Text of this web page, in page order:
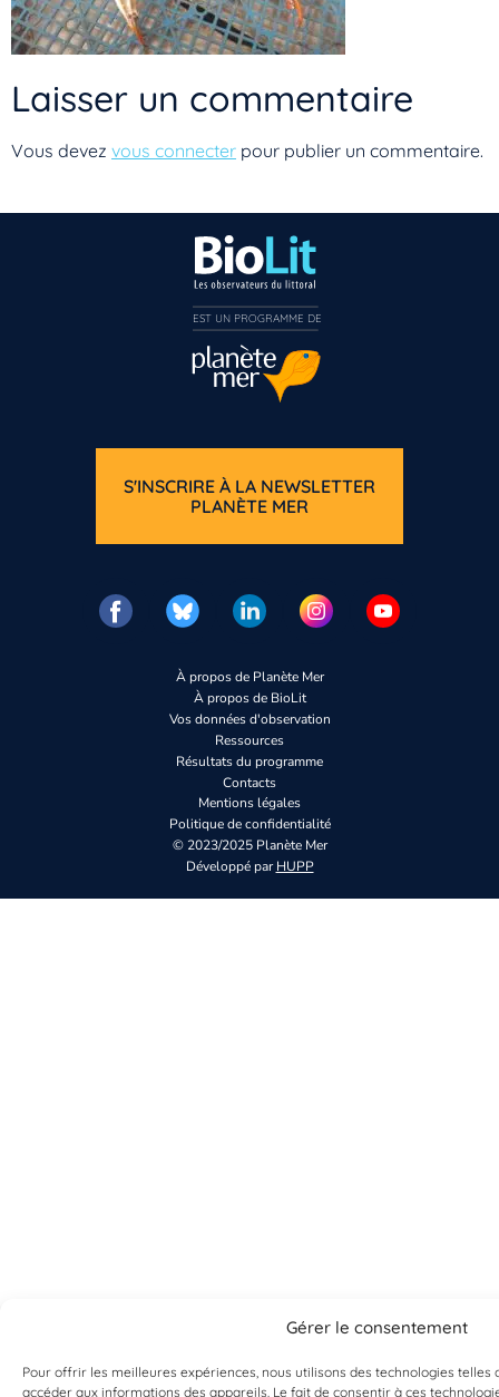
Gérer le consentement
Pour offrir les meilleures expériences, nous utilisons des technologies
accéder aux informations des appareils. Le fait de consentir à ces
Laisser un commentaire
Vous devez vous connecter pour publier un commentaire.
À propos de Planète Mer
À propos de BioLit
Vos données d'observation
Ressources
Résultats du programme
Contacts
Mentions légales
Politique de confidentialité
© 2023/2025 Planète Mer
Développé parHUPP
S'INSCRIRE À LA NEWSLETTER
PLANÈTE MER
Vous n’êtes pas encore inscrit à
Inscrivez-vous dès maintenant